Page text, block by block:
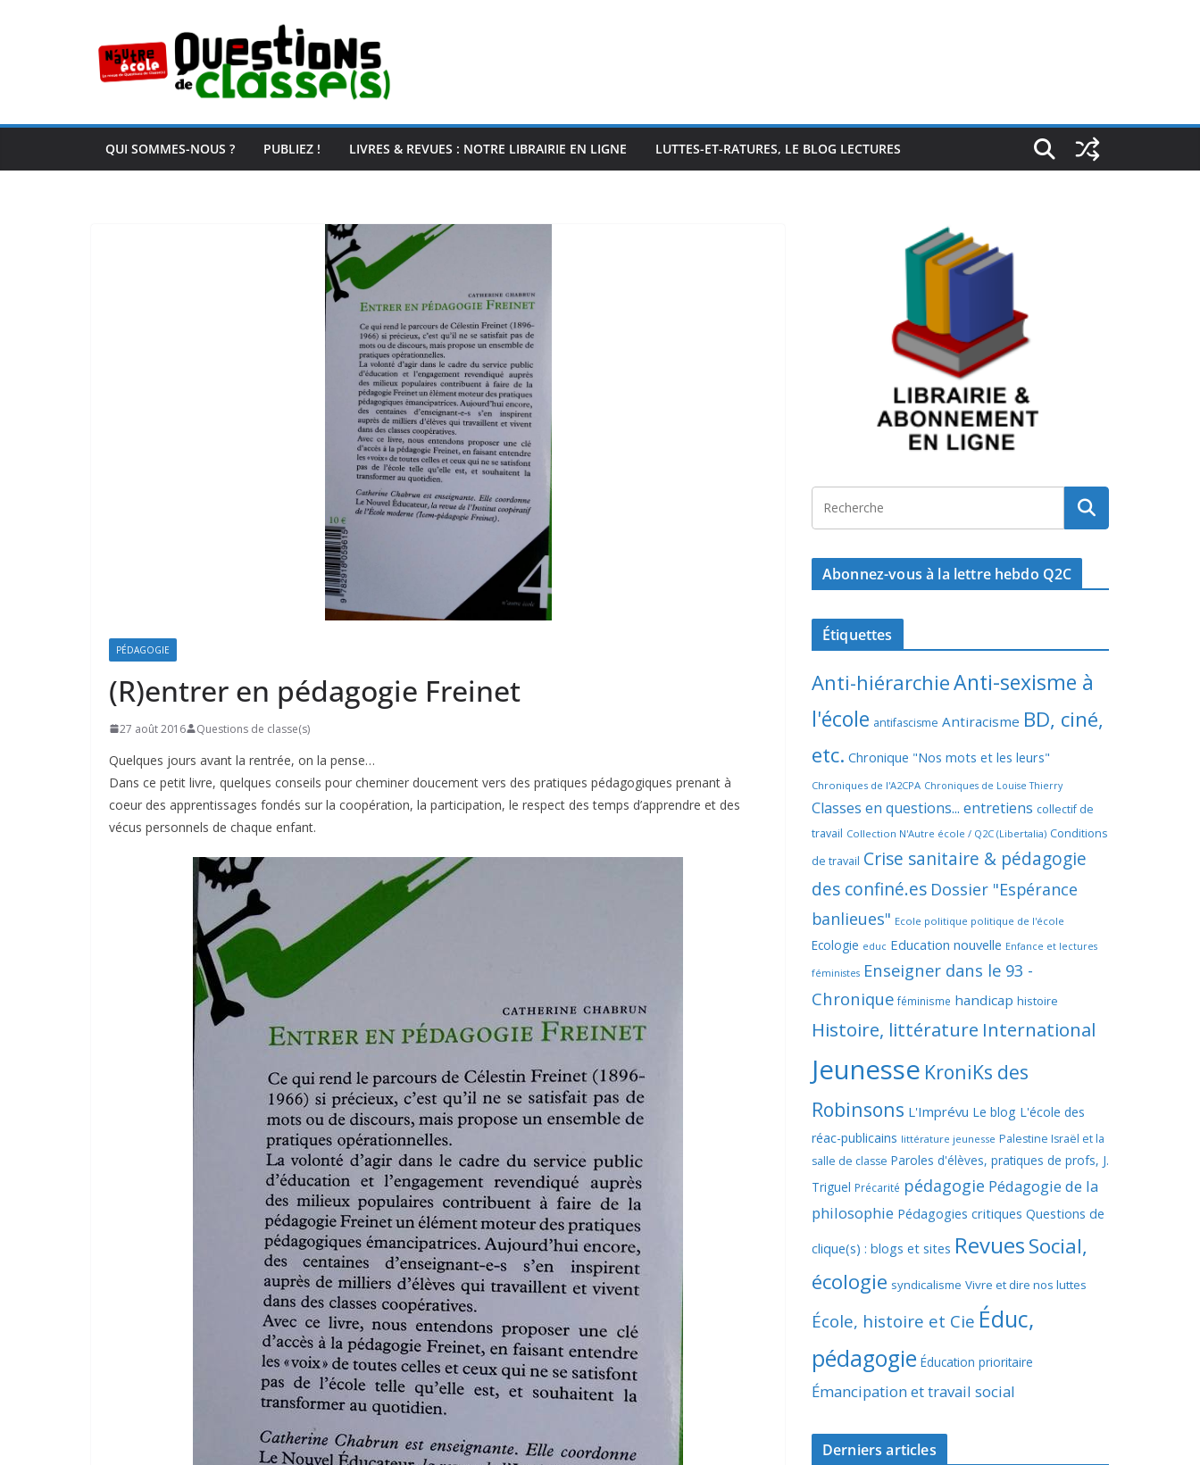
QUI SOMMES-NOUS ? PUBLIEZ ! LIVRES & REVUES : NOTRE LIBRAIRIE EN LIGNE LUTTES-ET-RATURES, LE BLOG LECTURES
PÉDAGOGIE
(R)entrer en pédagogie Freinet
27 août 2016 Questions de classe(s)
Quelques jours avant la rentrée, on la pense…
Dans ce petit livre, quelques conseils pour cheminer doucement vers des pratiques pédagogiques prenant à
coeur des apprentissages fondés sur la coopération, la participation, le respect des temps d’apprendre et des
vécus personnels de chaque enfant.
Abonnez-vous à la lettre hebdo Q2C
Étiquettes
Anti-hiérarchieAnti-sexisme à
l'école antifascisme Antiracisme BD, ciné,
etc. Chronique "Nos mots et les leurs"
Chroniques de l'A2CPA Chroniques de Louise Thierry
Classes en questions... entretiens collectif de
travail Collection N'Autre école / Q2C (Libertalia) Conditions
de travail Crise sanitaire & pédagogie
des confiné.es Dossier "Espérance
banlieues" Ecole politique politique de l'école
Ecologie educ Education nouvelle Enfance et lectures
féministes Enseigner dans le 93 -
Chronique féminisme handicap histoire
Histoire, littérature International
Jeunesse KroniKs des
Robinsons L'Imprévu Le blog L'école des
réac-publicains littérature jeunesse Palestine Israël et la
salle de classe Paroles d'élèves, pratiques de profs, J.
Triguel Précarité pédagogie Pédagogie de la
philosophie Pédagogies critiques Questions de
clique(s) : blogs et sites RevuesSocial,
écologie syndicalisme Vivre et dire nos luttes
École, histoire et Cie Éduc,
pédagogie Éducation prioritaire
Émancipation et travail social
Derniers articles